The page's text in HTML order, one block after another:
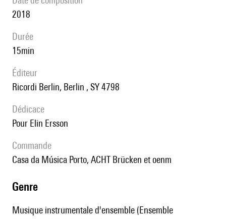
2018
durée
15min
éditeur
Ricordi Berlin, Berlin , SY 4798
Dédicace
pour Elin Ersson
Commande
Casa da Música Porto, ACHT Brücken et oenm
genre
Musique instrumentale d'ensemble (Ensemble